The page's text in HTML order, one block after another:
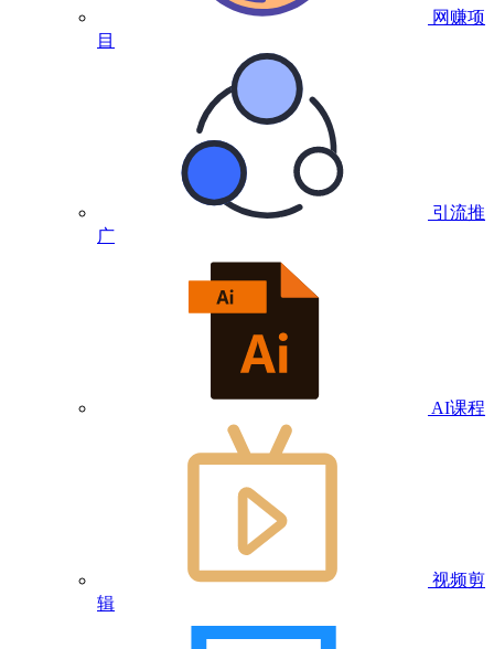
网赚项
目
引流推
广
AI课程
视频剪
辑